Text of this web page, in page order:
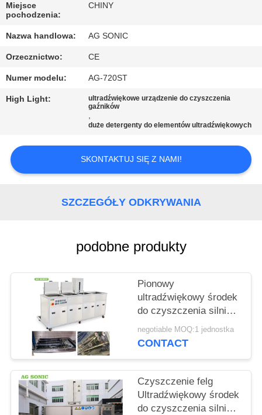
KONTROLA
SKONTAKTUJ
SIĘ
NAMI
AKTUALNOŚCI
SITEMAP
PRIVACY
POLICY
Miejsce
pochodzenia:
CHINY
Nazwa handlowa: AG SONIC
Orzecznictwo: CE
Numer modelu: AG-720ST
High Light:
ultradźwiękowe urządzenie do czyszczenia
gaźników
,
duże detergenty do elementów ultradźwiękowych
SKONTAKTUJ SIĘ Z NAMI!
SZCZEGÓŁY ODKRYWANIA
podobne produkty
Pionowy
ultradźwiękowy środek
do czyszczenia silnika
360 l 28 kHz 3600 W z
pokrywą na zawiasach
negotiable MOQ:1 jednostka
CONTACT
Czyszczenie felg
Ultradźwiękowy środek
do czyszczenia silnika